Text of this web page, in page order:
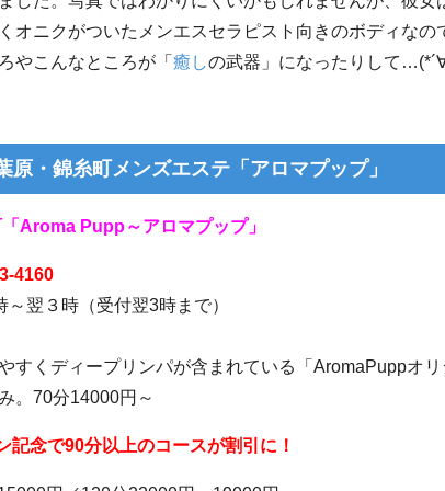
オニクがついたメンエスセラピスト向きのボディなの
やこんなところが「 癒しの武器」になったりして
原・錦糸町メンズエステ「アロマプップ」
Aroma Pupp～アロマプップ」
4160
～翌３時（受付翌3時まで）
すくディープリンパが含まれている 「 AromaPuppオリ
。 70分14000円～
記念で90分以上のコースが割引に！